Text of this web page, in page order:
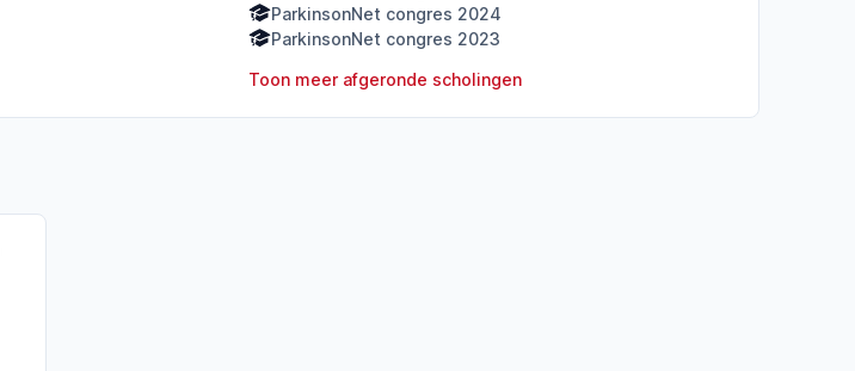
ParkinsonNet congres 2024
ParkinsonNet congres 2023
Toon meer afgeronde scholingen